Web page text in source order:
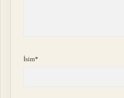
İsim*